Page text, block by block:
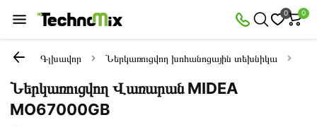
0 0
Գլխավոր Ներկառուցվող խոհանոցային տեխնիկա
Ներկառուցվող Վառարան MIDEA
MO67000GB